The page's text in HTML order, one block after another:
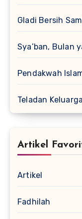
Gladi Bersih
Sya’ban, Bulan
Pendakwah
Teladan
Artikel
Artikel
Fadhilah